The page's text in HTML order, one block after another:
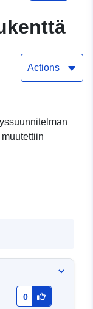
Actions
0